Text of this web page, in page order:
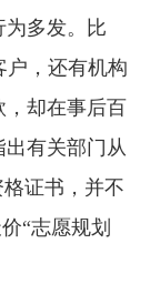
为多发。比
户，还有机构
，却在事后百
有关部门从
证书，并不
“志愿规划